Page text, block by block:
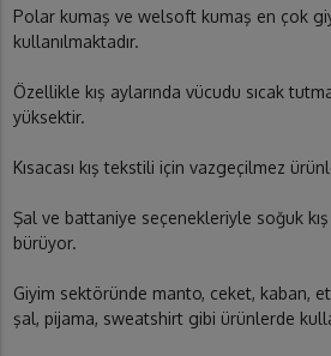
Polar kumaş ve welsoft kumaş en çok
kullanılmaktadır.
Özellikle kış aylarında vücudu sıcak
yüksektir.
Kısacası kış tekstili için vazgeçilmez
Şal ve battaniye seçenekleriyle soğuk
bürüyor.
Giyim sektöründe manto, ceket, kaban,
şal, pijama, sweatshirt gibi ürünlerde